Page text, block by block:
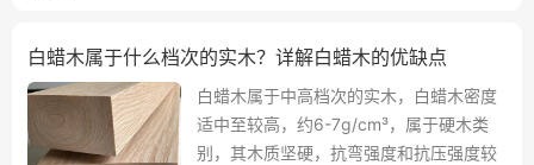
白蜡木属于什么档次的实木？详解白蜡木的优缺点
白蜡木属于中高档次的实木，白蜡木密度
适中至较高，约6-7g/cm³，属于硬木类
别，其木质坚硬，抗弯强度和抗压强度较